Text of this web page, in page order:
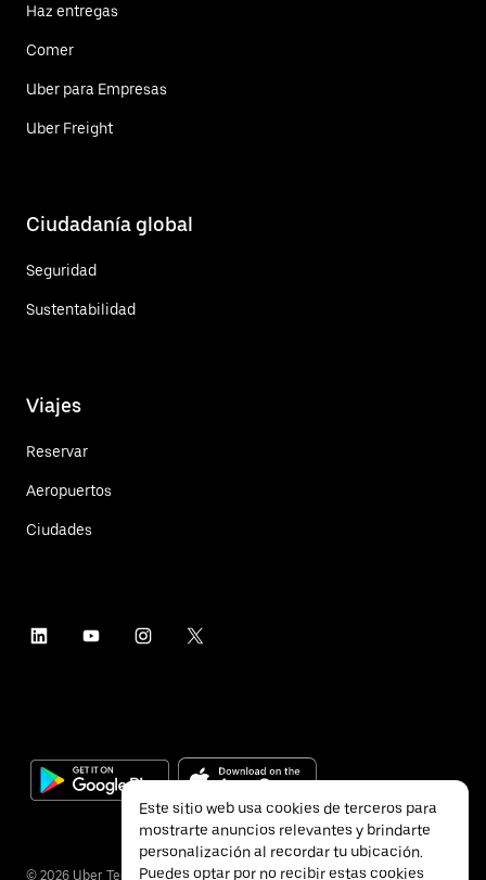
Haz entregas
Comer
Uber para Empresas
Uber Freight
Ciudadanía global
Seguridad
Sustentabilidad
Viajes
Reservar
Aeropuertos
Ciudades
© 2026 Uber Technologies Inc.
Este sitio web usa cookies de terceros para
mostrarte anuncios relevantes y brindarte
personalización al recordar tu ubicación.
Puedes optar por no recibir estas cookies